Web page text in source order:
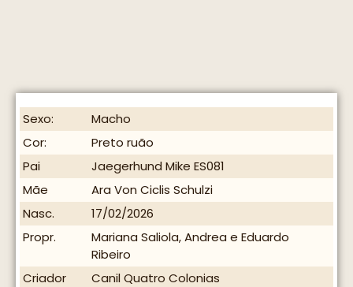
Sexo:
Macho
Cor:
Preto ruão
Pai
Jaegerhund Mike ES081
Mãe
Ara Von Ciclis Schulzi
Nasc.
17/02/2026
Propr.
Mariana Saliola, Andrea e Eduardo
Ribeiro
Criador
Canil Quatro Colonias